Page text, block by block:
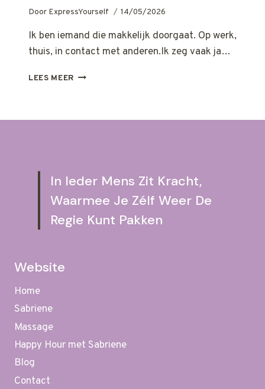
Door ExpressYourself 14/05/2026
Ik ben iemand die makkelijk doorgaat. Op werk,
thuis, in contact met anderen.Ik zeg vaak ja…
LEES MEER ERVARINGSVERHAAL
In Ieder Mens Zit Kracht,
Waarmee Je Zélf Weer De
Regie Kunt Pakken
Website
Home
Sabriene
Massage
Happy Hour met Sabriene
Blog
Contact